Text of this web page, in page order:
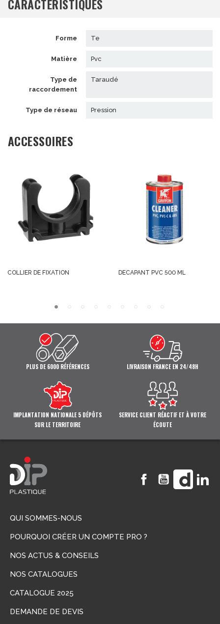
CARACTÉRISTIQUES
forme te
matière pvc
type de
raccordement
taraudé
type de réseau pression
ACCESSOIRES
COLLIER DE FIXATION DECAPANT PVC 500 ML
PLUS DE 6000 RÉFÉRENCES LIVRAISON FRANCE EN 24/48H
IMPLANTATION NATIONALE 5 DÉPÔTS
SUR LE TERRITOIRE
SERVICE CLIENT RÉACTIF ET À VOTRE
ÉCOUTE
FacebookYouTubeVimeo
QUI SOMMES-NOUS
POURQUOI CRÉER UN COMPTE PRO ?
NOS ACTUS & CONSEILS
NOS CATALOGUES
CATALOGUE 2025
DEMANDE DE DEVIS